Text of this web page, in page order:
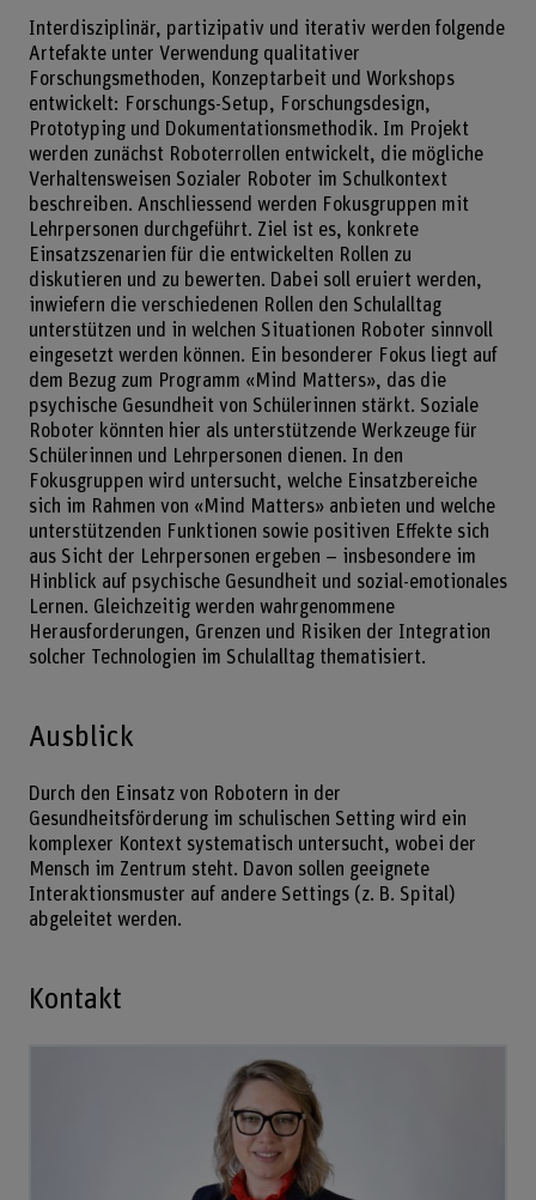
Interdisziplinär, partizipativ und iterativ werden folgende
Artefakte unter Verwendung qualitativer
Forschungsmethoden, Konzeptarbeit und Workshops
entwickelt: Forschungs-Setup, Forschungsdesign,
Prototyping und Dokumentationsmethodik. Im Projekt
werden zunächst Roboterrollen entwickelt, die mögliche
Verhaltensweisen Sozialer Roboter im Schulkontext
beschreiben. Anschliessend werden Fokusgruppen mit
Lehrpersonen durchgeführt. Ziel ist es, konkrete
Einsatzszenarien für die entwickelten Rollen zu
diskutieren und zu bewerten. Dabei soll eruiert werden,
inwiefern die verschiedenen Rollen den Schulalltag
unterstützen und in welchen Situationen Roboter sinnvoll
eingesetzt werden können. Ein besonderer Fokus liegt auf
dem Bezug zum Programm «Mind Matters», das die
psychische Gesundheit von Schülerinnen stärkt. Soziale
Roboter könnten hier als unterstützende Werkzeuge für
Schülerinnen und Lehrpersonen dienen. In den
Fokusgruppen wird untersucht, welche Einsatzbereiche
sich im Rahmen von «Mind Matters» anbieten und welche
unterstützenden Funktionen sowie positiven Effekte sich
aus Sicht der Lehrpersonen ergeben – insbesondere im
Hinblick auf psychische Gesundheit und sozial-emotionales
Lernen. Gleichzeitig werden wahrgenommene
Herausforderungen, Grenzen und Risiken der Integration
solcher Technologien im Schulalltag thematisiert.
Ausblick
Durch den Einsatz von Robotern in der
Gesundheitsförderung im schulischen Setting wird ein
komplexer Kontext systematisch untersucht, wobei der
Mensch im Zentrum steht. Davon sollen geeignete
Interaktionsmuster auf andere Settings (z. B. Spital)
abgeleitet werden.
Kontakt